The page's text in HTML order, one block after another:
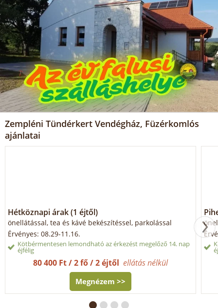
Zempléni Tündérkert Vendégház, Füzérkomlós
ajánlatai
Hétköznapi árak (1 éjtől)
önellátással, tea és kávé bekészítéssel, parkolással
Érvényes: 08.29-11.16.
Kötbérmentesen lemondható az érkezést megelőző 14. nap
éjfélig
80 400 Ft / 2 fő / 2 éjtőlellátás nélkül
Megnézem >>